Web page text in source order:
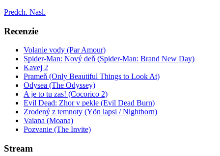
Predch. Nasl.
Recenzie
Volanie vody (Par Amour)
Spider-Man: Nový deň (Spider-Man: Brand New Day)
Kavej 2
Prameň (Only Beautiful Things to Look At)
Odysea (The Odyssey)
A je to tu zas! (Cocorico 2)
Evil Dead: Zhor v pekle (Evil Dead Burn)
Zrodený z temnoty (Yön lapsi / Nightborn)
Vaiana (Moana)
Pozvanie (The Invite)
Stream